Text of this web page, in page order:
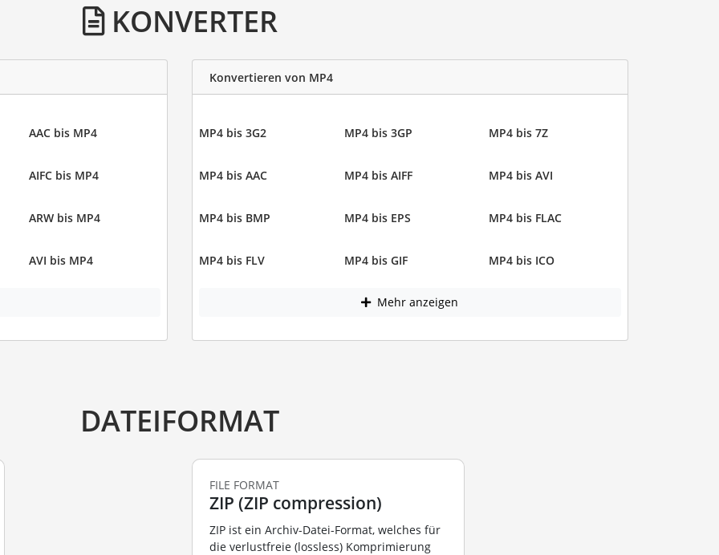
KONVERTER
AAC bis MP4
AIFC bis MP4
ARW bis MP4
AVI bis MP4
Konvertieren von MP4
MP4 bis 3G2 MP4 bis 3GP MP4 bis 7Z
MP4 bis AAC MP4 bis AIFF MP4 bis AVI
MP4 bis BMP MP4 bis EPS MP4 bis FLAC
MP4 bis FLV MP4 bis GIF MP4 bis ICO
Mehr anzeigen
DATEIFORMAT
FILE FORMAT
ZIP (ZIP compression)
ZIP ist ein Archiv-Datei-Format, welches für
die verlustfreie (lossless) Komprimierung